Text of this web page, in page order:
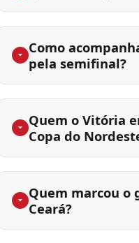
Como
pela semifinal?
Quem o Vitória
Copa do
Quem marcou o
Ceará?